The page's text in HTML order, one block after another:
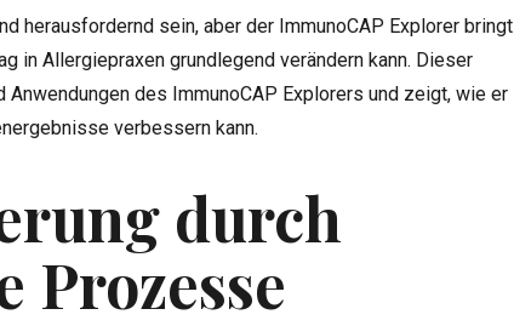
herausfordernd sein, aber der ImmunoCAP Explorer bringt
in Allergiepraxen grundlegend verändern kann. Dieser
des ImmunoCAP Explorers und zeigt, wie er
verbessern kann.
durch
Prozesse